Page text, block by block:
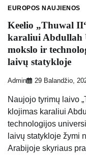
EUROPOS NAUJIENOS
Keelio „Thuwal
karaliui Abdullah
mokslo ir
laivų statykloje
Admin 29 Balandžio,
Naujojo tyrimų laivo
klojimas karaliui
technologijos
laivų statykloje žymi
Arabijoje skyriaus